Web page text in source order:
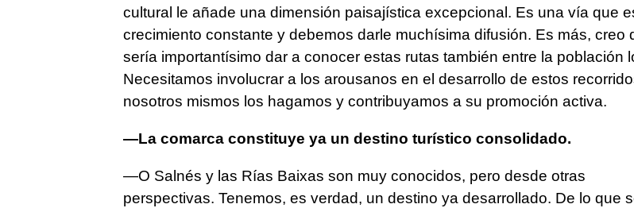
cultural le añade una dimensión paisajística excepcional. Es una vía que
crecimiento constante y debemos darle muchísima difusión. Es más, creo
sería importantísimo dar a conocer estas rutas también entre la población
Necesitamos involucrar a los arousanos en el desarrollo de estos
nosotros mismos los hagamos y contribuyamos a su promoción activa.
—La comarca constituye ya un destino turístico consolidado.
—O Salnés y las Rías Baixas son muy conocidos, pero desde otras
perspectivas. Tenemos, es verdad, un destino ya desarrollado. De lo que